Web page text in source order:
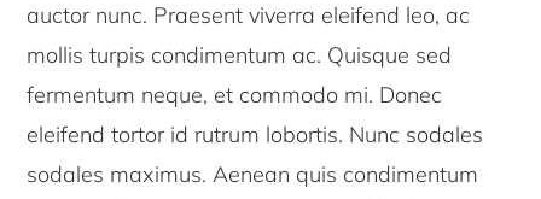
auctor nunc. Praesent viverra eleifend leo, ac
mollis turpis condimentum ac. Quisque sed
fermentum neque, et commodo mi. Donec
eleifend tortor id rutrum lobortis. Nunc sodales
sodales maximus. Aenean quis condimentum